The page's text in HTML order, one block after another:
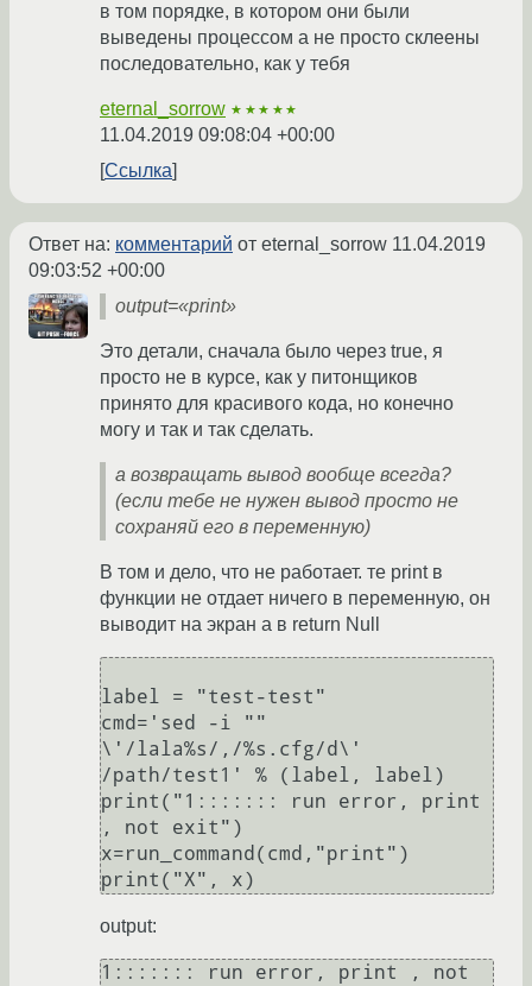
в том порядке, в котором они были
выведены процессом а не просто склеены
последовательно, как у тебя
eternal_sorrow ★★★★★
11.04.2019 09:08:04 +00:00
Ссылка
Ответ на: комментарий от eternal_sorrow 11.04.2019
09:03:52 +00:00
output=«print»
Это детали, сначала было через true, я
просто не в курсе, как у питонщиков
принято для красивого кода, но конечно
могу и так и так сделать.
а возвращать вывод вообще всегда?
(если тебе не нужен вывод просто не
сохраняй его в переменную)
В том и дело, что не работает. те print в
функции не отдает ничего в переменную, он
выводит на экран а в return Null
label = "test-test"
cmd='sed -i ""
\'/lala%s/,/%s.cfg/d\'
/path/test1' % (label, label)
print("1::::::: run error, print
, not exit")
x=run_command(cmd,"print")
output:
1::::::: run error, print , not